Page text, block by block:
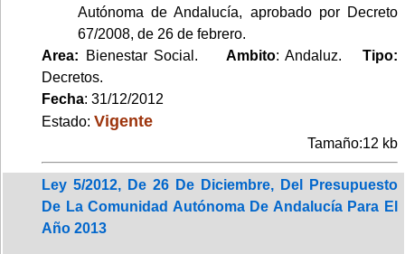
Autónoma de Andalucía, aprobado por Decreto
67/2008, de 26 de febrero.
Area: Bienestar Social. Ambito: Andaluz.Tipo:
Decretos.
Fecha: 31/12/2012
Estado: Vigente
Tamaño:12 kb
Ley 5/2012, De 26 De Diciembre, Del Presupuesto
De La Comunidad Autónoma De Andalucía Para El
Año 2013